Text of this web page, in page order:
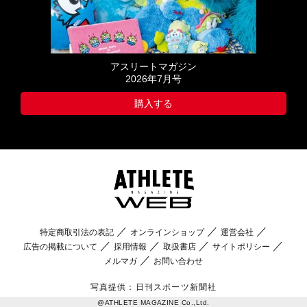
アスリートマガジン
2026年7月号
購入する
特定商取引法の表記 オンラインショップ
運営会社
広告の掲載について
採用情報 取扱書店
サイトポリシー
メルマガ
お問い合わせ
写真提供：日刊スポーツ新聞社
@ATHLETE MAGAZINE Co.,Ltd.